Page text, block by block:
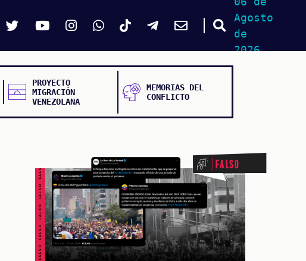
Agosto
de
2026
PROYECTO
MIGRACIÓN
VENEZOLANA
MEMORIAS DEL
CONFLICTO
FALSO FALSO FALSO FALSO FALSO FALSO FALSO Falso